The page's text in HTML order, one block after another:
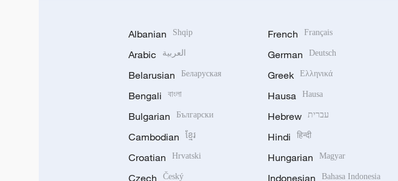
Albanian Shqip
Arabic العربية
Belarusian Беларуская
Bengali বাংলা
Bulgarian Български
Cambodian ខ្មែរ
Croatian Hrvatski
Czech Český
French Français
German Deutsch
Greek Ελληνικά
Hausa Hausa
Hebrew עברית
Hindi हिन्दी
Hungarian Magyar
Indonesian Bahasa Indonesia